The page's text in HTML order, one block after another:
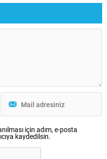
için adım, e-posta
kaydedilsin.